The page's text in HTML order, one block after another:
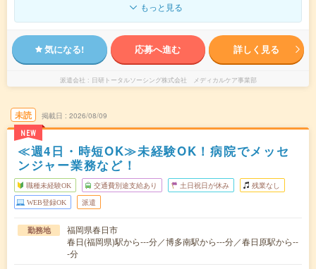
もっと見る
気になる! 応募へ進む 詳しく見る
派遣会社 日研トータルソーシング株式会社 メディカルケア事業部
未読
NEW
掲載日 2026/08/09
≪週4日・時短OK≫未経験OK！病院でメッセ
ンジャー業務など！
職種未経験OK 交通費別途支給あり 土日祝日が休み 残業なし
WEB登録OK 派遣
勤務地
福岡県春日市
春日(福岡県)駅から---分／博多南駅から---分／春日原駅から--
-分